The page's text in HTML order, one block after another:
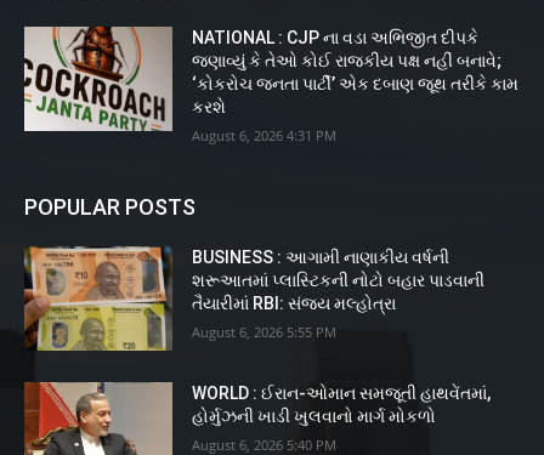
NATIONAL : CJP ના વડા અભિજીત દીપકે
જણાવ્યું કે તેઓ કોઈ રાજકીય પક્ષ નહીં બનાવે;
‘કોકરોચ જનતા પાર્ટી’ એક દબાણ જૂથ તરીકે કામ
કરશે
August 6, 2026 4:31 PM
POPULAR POSTS
BUSINESS : આગામી નાણાકીય વર્ષની
શરૂઆતમાં પ્લાસ્ટિકની નોટો બહાર પાડવાની
તૈયારીમાં RBI: સંજય મલ્હોત્રા
August 6, 2026 5:55 PM
WORLD : ઈરાન-ઓમાન સમજૂતી હાથવેંતમાં,
હોર્મુઝની ખાડી ખુલવાનો માર્ગ મોકળો
August 6, 2026 5:40 PM